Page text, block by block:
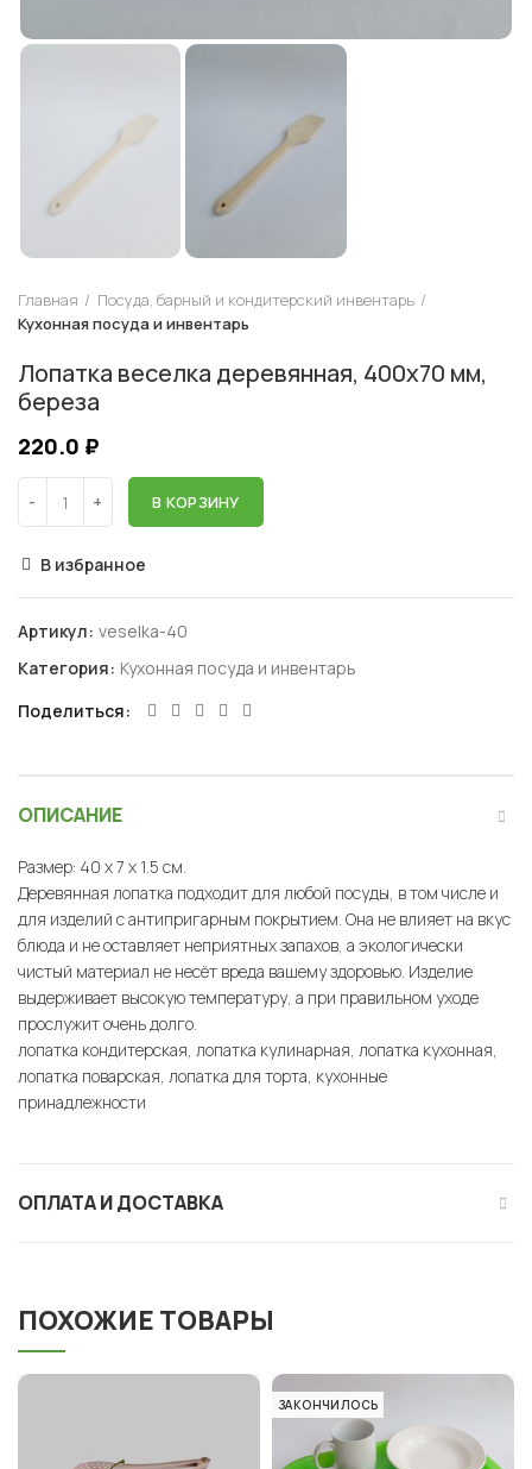
Главная
Посуда, барный и кондитерский инвентарь
Кухонная посуда и инвентарь
Лопатка веселка деревянная, 400х70 мм,
береза
220.0 ₽
В КОРЗИНУ
В избранное
Артикул: veselka-40
Категория: Кухонная посуда и инвентарь
Поделиться
ОПИСАНИЕ
Размер: 40 x 7 x 1.5 см.
Деревянная лопатка подходит для любой посуды, в том числе и
для изделий с антипригарным покрытием. Она не влияет на вкус
блюда и не оставляет неприятных запахов, а экологически
чистый материал не несёт вреда вашему здоровью. Изделие
выдерживает высокую температуру, а при правильном уходе
прослужит очень долго.
лопатка кондитерская, лопатка кулинарная, лопатка кухонная,
лопатка поварская, лопатка для торта, кухонные
принадлежности
ОПЛАТА И ДОСТАВКА
ПОХОЖИЕ ТОВАРЫ
ЗАКОНЧИЛОСЬ